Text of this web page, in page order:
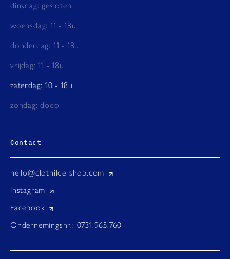
dinsdag: gesloten
woensdag: 11 - 18u
donderdag: 11 - 18u
vrijdag: 11 - 18u
zaterdag: 10 - 18u
zondag: dodo
Contact
hello@clothilde-shop.com
Instagram
Facebook
Ondernemingsnr.: 0731.965.760